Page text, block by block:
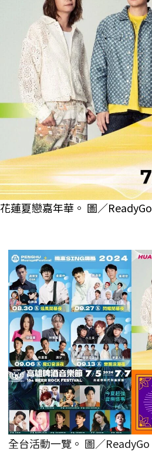
花蓮夏戀嘉年華。 圖／ReadyGo
全台活動一覽。 圖／ReadyGo